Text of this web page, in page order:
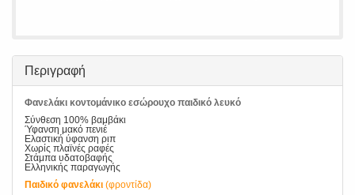
Περιγραφή
Φανελάκι κοντομάνικο εσώρουχο παιδικό λευκό
Σύνθεση 100% βαμβάκι
Ύφανση μακό πενιέ
Ελαστική ύφανση ριπ
Χωρίς πλαϊνές ραφές
Στάμπα υδατοβαφής
Ελληνικής παραγωγής
Παιδικό φανελάκι (φροντίδα)